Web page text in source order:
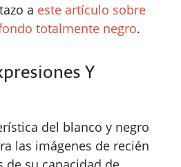
a este artículo sobre
totalmente negro.
Y
del blanco y negro
las imágenes de recién